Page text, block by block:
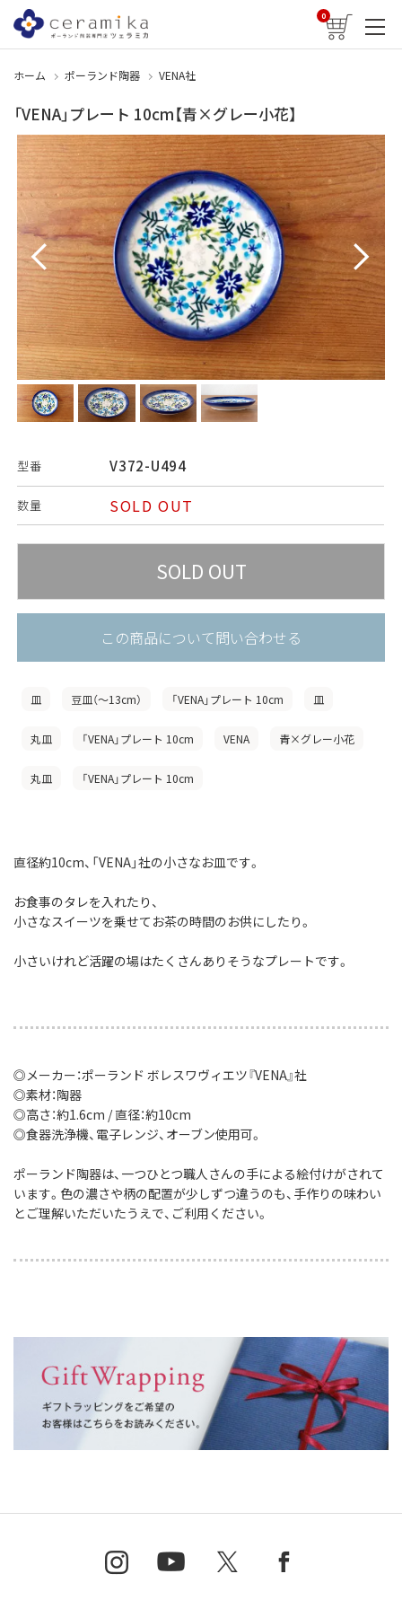
0
ホーム ポーランド陶器 VENA社
「VENA」プレート 10cm【青×グレー小花】
型番 V372-U494
数量 SOLD OUT
この商品について問い合わせる
皿 豆皿（〜13cm） 「VENA」プレート 10cm 皿
丸皿 「VENA」プレート 10cm VENA 青×グレー小花
丸皿 「VENA」プレート 10cm
直径約10cm、「VENA」社の小さなお皿です。
お食事のタレを入れたり、
小さなスイーツを乗せてお茶の時間のお供にしたり。
小さいけれど活躍の場はたくさんありそうなプレートです。
◎メーカー：ポーランド ボレスワヴィエツ『VENA』社
◎素材：陶器
◎高さ：約1.6cm / 直径：約10cm
◎食器洗浄機、電子レンジ、オーブン使用可。
ポーランド陶器は、一つひとつ職人さんの手による絵付けがされて
います。色の濃さや柄の配置が少しずつ違うのも、手作りの味わい
とご理解いただいたうえで、ご利用ください。